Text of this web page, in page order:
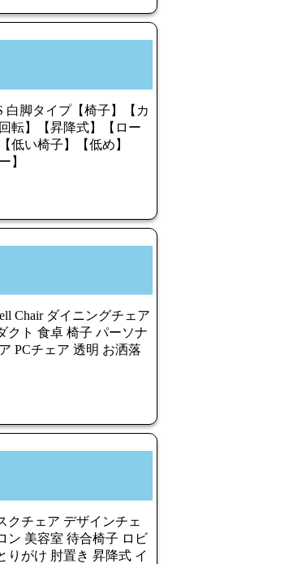
白脚タイプ【椅子】【カ
転】【昇降式】【ロー
低い椅子】【低め】
】
Chair ダイニングチェア
クト 食卓 椅子 パーソナ
PCチェア 透明 お洒落
クチェア デザインチェ
ン 美容室 待合椅子 ロビ
りがけ 肘置き 昇降式 イ